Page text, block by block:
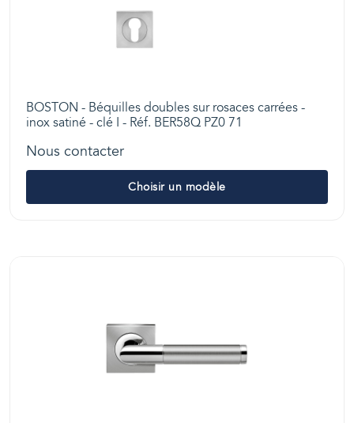
BOSTON - Béquilles doubles sur rosaces carrées -
inox satiné - clé I - Réf. BER58Q PZ0 71
Nous contacter
Choisir un modèle